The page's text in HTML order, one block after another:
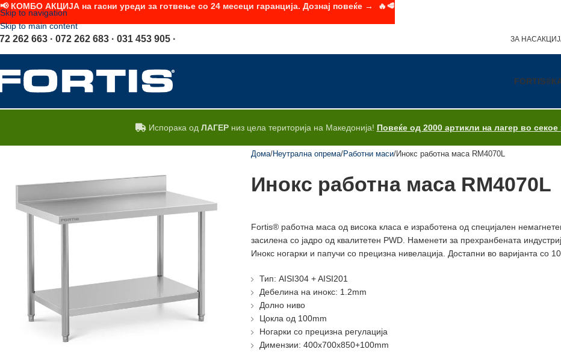
Skip to navigation
Skip to main content
262 663 · 072 262 683 · 031 453 905 · ЗА НАС
FORTIS®
Испорака од ЛАГЕРниз цела територија на Македонија! Повеќе од 2000 артикли на лагер во
Дома Неутрална опрема Работни маси Инокс работна маса RM4070L
Инокс работна маса RM4070L
Fortis® работнa масa од висока класа е изработенa од специјален
засиленa со јадро од квалитетен PWD. Наменети за прехранбената
Инокс ногарки и папучи со прецизна нивелација. Достапни во варијанта со
Тип: AISI304 + AISI201
Дебелина на инокс: 1.2mm
Долно ниво
Цокла од 100mm
Ногарки со прецизна регулација
Димензии: 400x700x850+100mm
📢 КОМБО АКЦИЈА на гасни уреди за готвење со 24 месеци гаранција. Дознај повеќе → 🔥🥩